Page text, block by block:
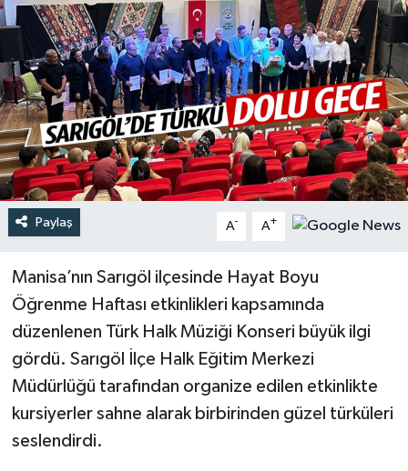
Paylaş A- A+
Manisa’nın Sarıgöl ilçesinde Hayat Boyu
Öğrenme Haftası etkinlikleri kapsamında
düzenlenen Türk Halk Müziği Konseri büyük ilgi
gördü. Sarıgöl İlçe Halk Eğitim Merkezi
Müdürlüğü tarafından organize edilen etkinlikte
kursiyerler sahne alarak birbirinden güzel türküleri
seslendirdi.
Türkiye
Yaşam